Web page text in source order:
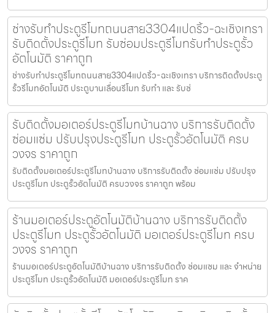
ช่างรับทำประตูรีโมทถนนสาย3304แปดริ้ว-ฉะเชิงเทรา
รับติดตั้งประตูรีโมท รับซ่อมประตูรีโมทรับทำประตูรั้ว
อัตโนมัติ ราคาถูก
ช่างรับทำประตูรีโมทถนนสาย3304แปดริ้ว-ฉะเชิงเทรา บริการติดตั้งประตู
รั้วรีโมทอัตโนมัติ ประตูบานเลื่อนรีโมท รับทำ และ รับซ่
รับติดตั้งมอเตอร์ประตูรีโมทบ้านฉาง บริการรับติดตั้ง
ซ่อมแซ่ม ปรับปรุงประตูรีโมท ประตูรั้วอัตโนมัติ ครบ
วงจร ราคาถูก
รับติดตั้งมอเตอร์ประตูรีโมทบ้านฉาง บริการรับติดตั้ง ซ่อมแซ่ม ปรับปรุง
ประตูรีโมท ประตูรั้วอัตโนมัติ ครบวงจร ราคาถูก พร้อม
ร้านมอเตอร์ประตูอัตโนมัติบ้านฉาง บริการรับติดตั้ง
ประตูรีโมท ประตูรั้วอัตโนมัติ มอเตอร์ประตูรีโมท ครบ
วงจร ราคาถูก
ร้านมอเตอร์ประตูอัตโนมัติบ้านฉาง บริการรับติดตั้ง ซ่อมแซม และ จำหน่าย
ประตูรีโมท ประตูรั้วอัตโนมัติ มอเตอร์ประตูรีโมท ราค